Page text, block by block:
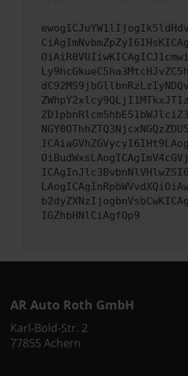
IGZhbHNlCiAgfQp9
AR Auto Roth GmbH
Karl-Bold-Str. 2
77855 Achern